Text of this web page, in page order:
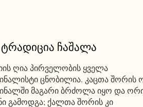
ჩაშალა
ღია პირველობის ყველა
ცნობილია. კაცთა შორის
მაგარი ბრძოლა იყო და
გამოდგა; ქალთა შორის კი